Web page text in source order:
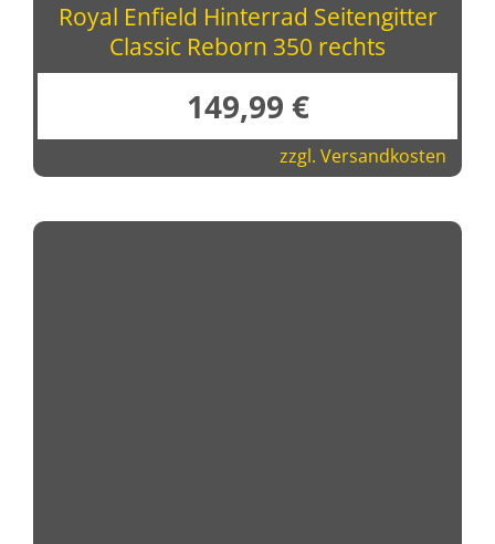
Royal Enfield Hinterrad Seitengitter
Classic Reborn 350 rechts
149,99 €
zzgl. Versandkosten